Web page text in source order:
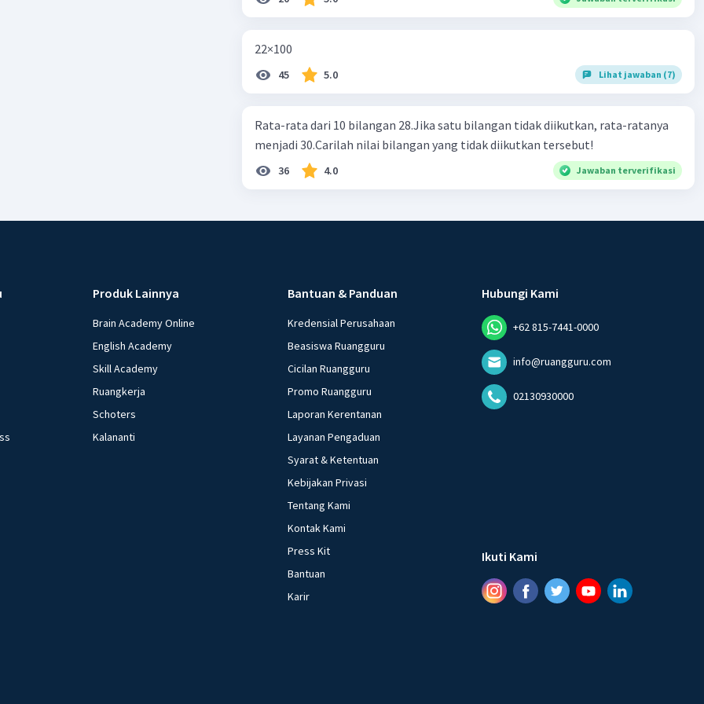
22×100
45 5.0 Lihat jawaban (7)
Rata-rata dari 10 bilangan 28.Jika satu bilangan tidak diikutkan, rata-ratanya
menjadi 30.Carilah nilai bilangan yang tidak diikutkan tersebut!
36 4.0 Jawaban terverifikasi
Produk Lainnya
Brain Academy Online
English Academy
Skill Academy
Ruangkerja
Schoters
Kalananti
Bantuan & Panduan
Kredensial Perusahaan
Beasiswa Ruangguru
Cicilan Ruangguru
Promo Ruangguru
Laporan Kerentanan
Layanan Pengaduan
Syarat & Ketentuan
Kebijakan Privasi
Tentang Kami
Kontak Kami
Press Kit
Bantuan
Karir
Hubungi Kami
+62 815-7441-0000
info@ruangguru.com
02130930000
Ikuti Kami